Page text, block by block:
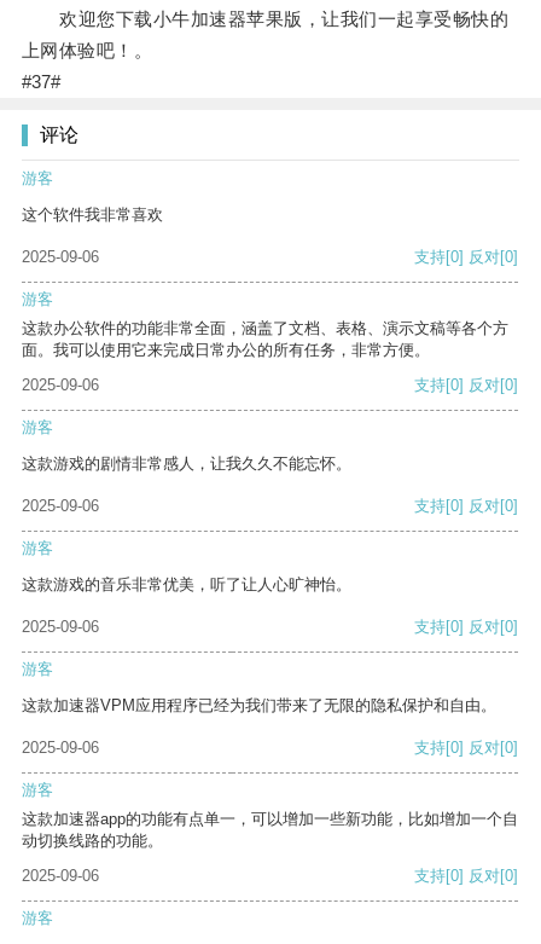
欢迎您下载小牛加速器苹果版，让我们一起享受畅快的
上网体验吧！。
#37#
评论
游客
这个软件我非常喜欢
2025-09-06 支持[0] 反对[0]
游客
这款办公软件的功能非常全面，涵盖了文档、表格、演示文稿等各个方
面。我可以使用它来完成日常办公的所有任务，非常方便。
2025-09-06
支持[0] 反对[0]
游客
这款游戏的剧情非常感人，让我久久不能忘怀。
2025-09-06 支持[0] 反对[0]
游客
这款游戏的音乐非常优美，听了让人心旷神怡。
2025-09-06 支持[0] 反对[0]
游客
这款加速器VPM应用程序已经为我们带来了无限的隐私保护和自由。
2025-09-06 支持[0] 反对[0]
游客
这款加速器app的功能有点单一，可以增加一些新功能，比如增加一个自
动切换线路的功能。
2025-09-06
支持[0] 反对[0]
游客